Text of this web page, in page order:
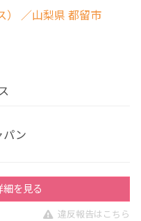
／山梨県 都留市
パン
細を見る
違反報告はこちら